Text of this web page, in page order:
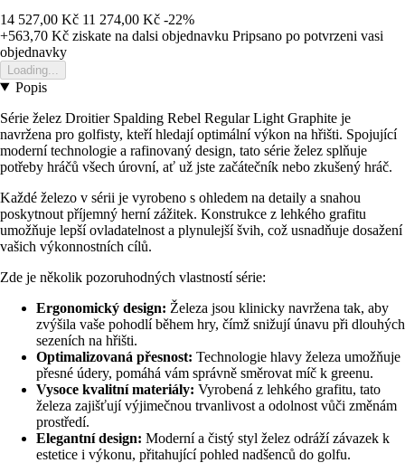
14 527,00 Kč 11 274,00 Kč -22%
+563,70 Kč ziskate na dalsi objednavku Pripsano po potvrzeni vasi
objednavky
Loading...
Popis
Série želez Droitier Spalding Rebel Regular Light Graphite je
navržena pro golfisty, kteří hledají optimální výkon na hřišti. Spojující
moderní technologie a rafinovaný design, tato série želez splňuje
potřeby hráčů všech úrovní, ať už jste začátečník nebo zkušený hráč.
Každé železo v sérii je vyrobeno s ohledem na detaily a snahou
poskytnout příjemný herní zážitek. Konstrukce z lehkého grafitu
umožňuje lepší ovladatelnost a plynulejší švih, což usnadňuje dosažení
vašich výkonnostních cílů.
Zde je několik pozoruhodných vlastností série:
Ergonomický design: Železa jsou klinicky navržena tak, aby
zvýšila vaše pohodlí během hry, čímž snižují únavu při dlouhých
sezeních na hřišti.
Optimalizovaná přesnost: Technologie hlavy železa umožňuje
přesné údery, pomáhá vám správně směrovat míč k greenu.
Vysoce kvalitní materiály: Vyrobená z lehkého grafitu, tato
železa zajišťují výjimečnou trvanlivost a odolnost vůči změnám
prostředí.
Elegantní design: Moderní a čistý styl želez odráží závazek k
estetice i výkonu, přitahující pohled nadšenců do golfu.